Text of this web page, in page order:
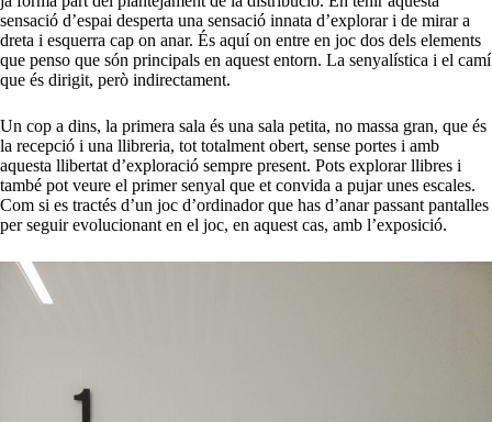
sensació d’espai desperta una sensació innata d’explorar i de mirar a
dreta i esquerra cap on anar. És aquí on entre en joc dos dels elements
que penso que són principals en aquest entorn. La senyalística i el camí
que és dirigit, però indirectament.
Un cop a dins, la primera sala és una sala petita, no massa gran, que és
la recepció i una llibreria, tot totalment obert, sense portes i amb
aquesta llibertat d’exploració sempre present. Pots explorar llibres i
també pot veure el primer senyal que et convida a pujar unes escales.
Com si es tractés d’un joc d’ordinador que has d’anar passant pantalles
per seguir evolucionant en el joc, en aquest cas, amb l’exposició.